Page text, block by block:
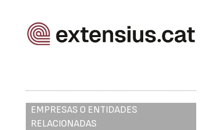
EMPRESAS O ENTIDADES
RELACIONADAS